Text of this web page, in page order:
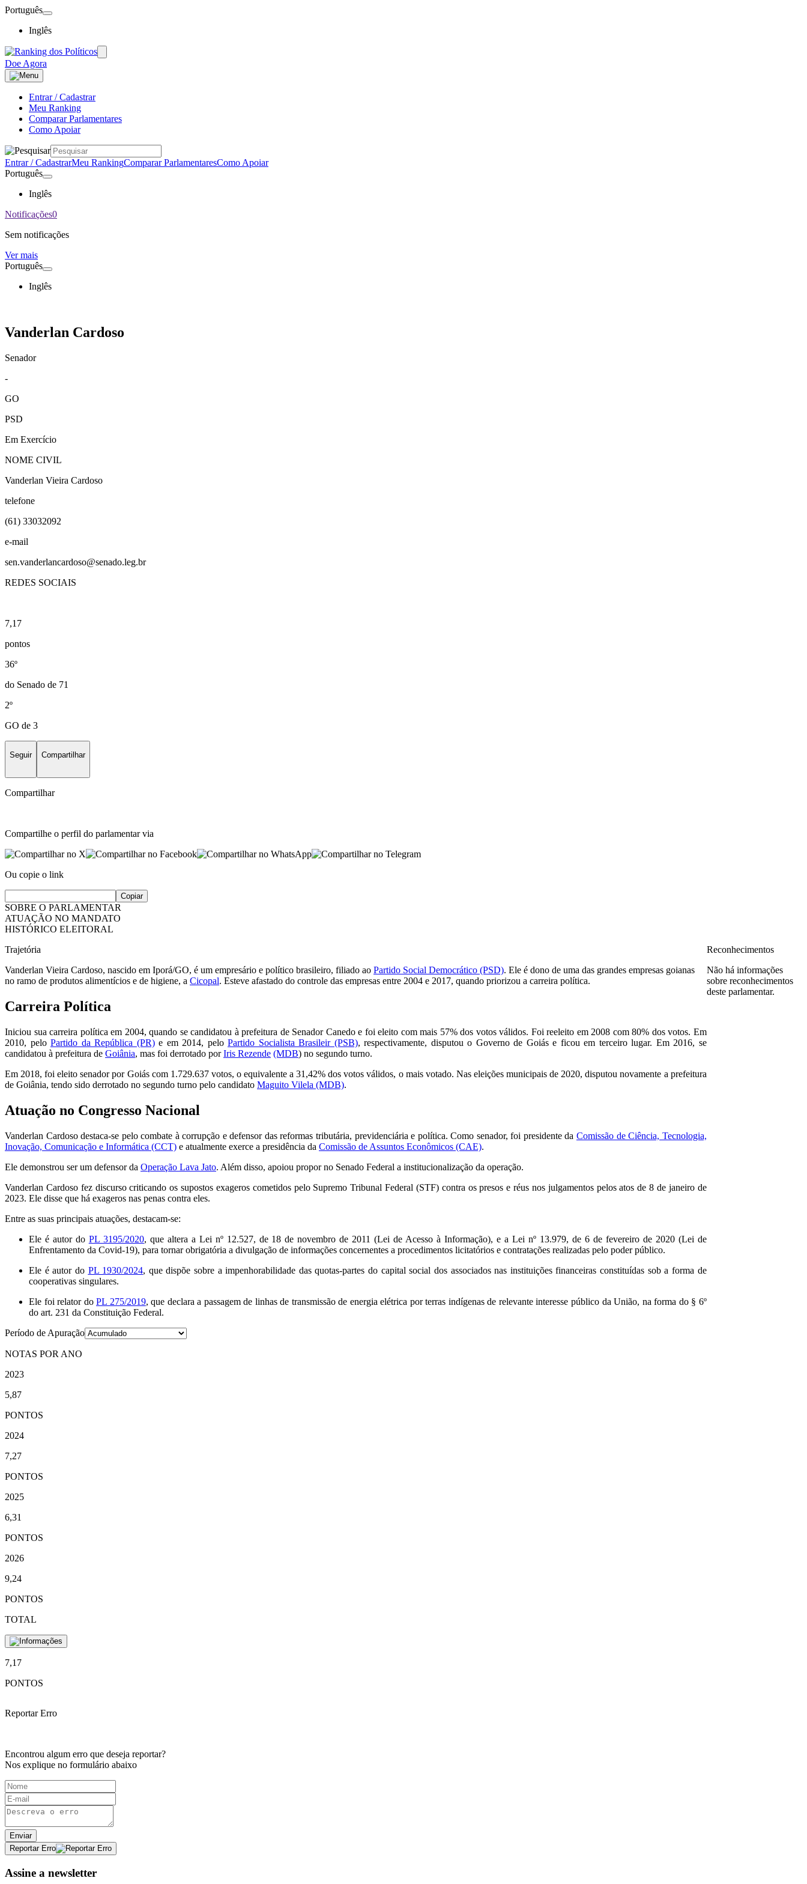
Português
Inglês
Doe Agora
Entrar / Cadastrar
Meu Ranking
Comparar Parlamentares
Como Apoiar
Entrar / CadastrarMeu RankingComparar ParlamentaresComo Apoiar
Português
Inglês
Notificações0
Sem notificações
Ver mais
Português
Inglês
Vanderlan Cardoso
Senador
-
GO
PSD
Em Exercício
NOME CIVIL
Vanderlan Vieira Cardoso
telefone
(61) 33032092
e-mail
sen.vanderlancardoso@senado.leg.br
REDES SOCIAIS
7,17
pontos
36º
do Senado de 71
2º
GO de 3
Seguir Compartilhar
Compartilhar
Compartilhe o perfil do parlamentar via
Ou copie o link
Copiar
SOBRE O PARLAMENTAR
ATUAÇÃO NO MANDATO
HISTÓRICO ELEITORAL
Trajetória
Vanderlan Vieira Cardoso, nascido em Iporá/GO, é um empresário e político brasileiro, filiado ao Partido Social Democrático (PSD). Ele é dono de uma das grandes empresas goianas
no ramo de produtos alimentícios e de higiene, a Cicopal. Esteve afastado do controle das empresas entre 2004 e 2017, quando priorizou a carreira política.
Carreira Política
Iniciou sua carreira política em 2004, quando se candidatou à prefeitura de Senador Canedo e foi eleito com mais 57% dos votos válidos. Foi reeleito em 2008 com 80% dos votos. Em
2010, peloPartido da República (PR)e em 2014, peloPartido Socialista Brasileir (PSB), respectivamente, disputou o Governo de Goiás e ficou em terceiro lugar. Em 2016, se
candidatou à prefeitura de Goiânia, mas foi derrotado porIris Rezende (MDB) no segundo turno.
Em 2018, foi eleito senador por Goiás com 1.729.637 votos, o equivalente a 31,42% dos votos válidos, o mais votado. Nas eleições municipais de 2020, disputou novamente a prefeitura
de Goiânia, tendo sido derrotado no segundo turno pelo candidato Maguito Vilela (MDB).
Atuação no Congresso Nacional
Vanderlan Cardoso destaca-se pelo combate à corrupção e defensor das reformas tributária, previdenciária e política. Como senador, foi presidente da Comissão de Ciência, Tecnologia,
Inovação, Comunicação e Informática (CCT) e atualmente exerce a presidência da Comissão de Assuntos Econômicos (CAE).
Ele demonstrou ser um defensor da Operação Lava Jato. Além disso, apoiou propor no Senado Federal a institucionalização da operação.
Vanderlan Cardoso fez discurso criticando os supostos exageros cometidos pelo Supremo Tribunal Federal (STF) contra os presos e réus nos julgamentos pelos atos de 8 de janeiro de
2023. Ele disse que há exageros nas penas contra eles.
Entre as suas principais atuações, destacam-se:
Ele é autor do PL 3195/2020, que altera a Lei nº 12.527, de 18 de novembro de 2011 (Lei de Acesso à Informação), e a Lei nº 13.979, de 6 de fevereiro de 2020 (Lei de
Enfrentamento da Covid-19), para tornar obrigatória a divulgação de informações concernentes a procedimentos licitatórios e contratações realizadas pelo poder público.
Ele é autor do PL 1930/2024, que dispõe sobre a impenhorabilidade das quotas-partes do capital social dos associados nas instituições financeiras constituídas sob a forma de
cooperativas singulares.
Ele foi relator doPL 275/2019, que declara a passagem de linhas de transmissão de energia elétrica por terras indígenas de relevante interesse público da União, na forma do § 6º
do art. 231 da Constituição Federal.
Período de Apuração
NOTAS POR ANO
2023
5,87
PONTOS
2024
7,27
PONTOS
2025
6,31
PONTOS
2026
9,24
PONTOS
TOTAL
7,17
PONTOS
Reconhecimentos
Não há informações
sobre reconhecimentos
deste parlamentar.
Reportar Erro
Encontrou algum erro que deseja reportar?
Nos explique no formulário abaixo
Enviar
Reportar Erro
Assine a newsletter